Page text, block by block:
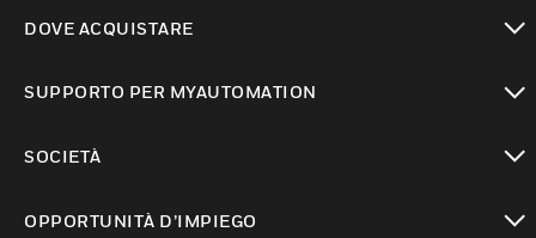
DOVE ACQUISTARE
SUPPORTO PER MYAUTOMATION
SOCIETÀ
OPPORTUNITÀ D’IMPIEGO